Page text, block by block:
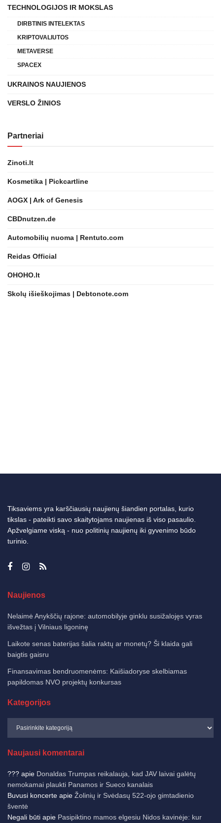
TECHNOLOGIJOS IR MOKSLAS
DIRBTINIS INTELEKTAS
KRIPTOVALIUTOS
METAVERSE
SPACEX
UKRAINOS NAUJIENOS
VERSLO ŽINIOS
Partneriai
Zinoti.lt
Kosmetika | Pickcartline
AOGX | Ark of Genesis
CBDnutzen.de
Automobilių nuoma | Rentuto.com
Reidas Official
OHOHO.lt
Skolų išieškojimas | Debtonote.com
Tiksaviems yra karščiausių naujienų šiandien portalas, kurio
tikslas - pateikti savo skaitytojams naujienas iš viso pasaulio.
Apžvelgiame viską - nuo politinių naujienų iki gyvenimo būdo
turinio.
Naujienos
Nelaimė Anykščių rajone: automobilyje ginklu susižalojęs vyras
išvežtas į Vilniaus ligoninę
Laikote senas baterijas šalia raktų ar monetų? Ši klaida gali
baigtis gaisru
Finansavimas bendruomenėms: Kaišiadoryse skelbiamas
papildomas NVO projektų konkursas
Kategorijos
Naujausi komentarai
??? apie Donaldas Trumpas reikalauja, kad JAV laivai galėtų
nemokamai plaukti Panamos ir Sueco kanalais
Buvusi koncerte apie Žolinių ir Svėdasų 522-ojo gimtadienio
šventė
Negali būti apie Pasipiktino mamos elgesiu Nidos kavinėje: kur